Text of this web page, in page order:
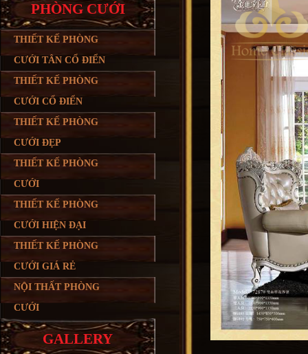
PHÒNG CƯỚI
THIẾT KẾ PHÒNG
CƯỚI TÂN CỔ ĐIỂN
THIẾT KẾ PHÒNG
CƯỚI CỔ ĐIỂN
THIẾT KẾ PHÒNG
CƯỚI ĐẸP
THIẾT KẾ PHÒNG
CƯỚI
THIẾT KẾ PHÒNG
CƯỚI HIỆN ĐẠI
THIẾT KẾ PHÒNG
CƯỚI GIÁ RẺ
NỘI THẤT PHÒNG
CƯỚI
GALLERY